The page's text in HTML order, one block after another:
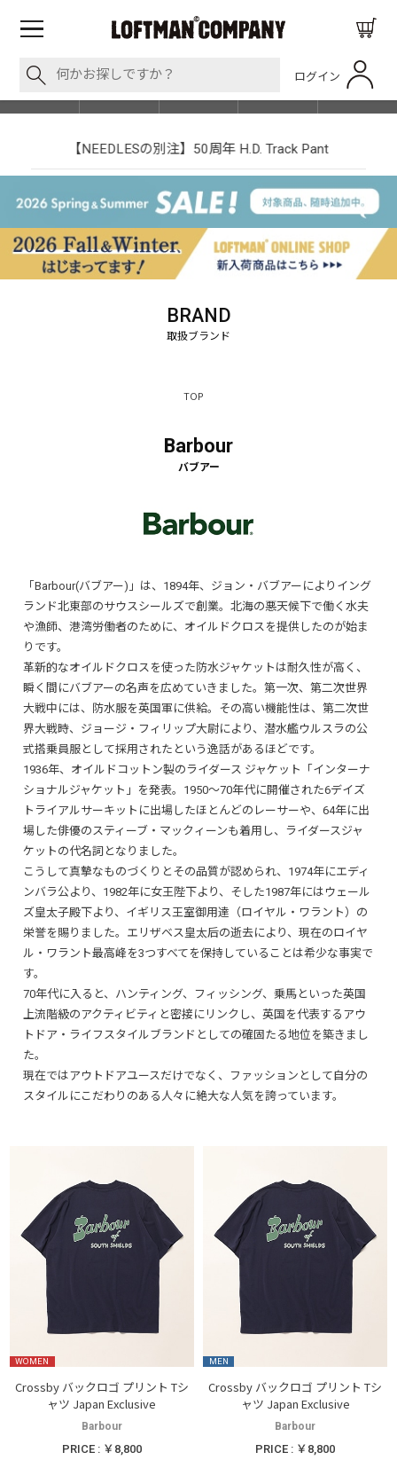
ログイン
SHOP LIST
【NEEDLESの別注】50周年 H.D. Track Pant
BRAND
TOP
Barbour
「Barbour(バブアー)」は、1894年、ジョン・バブアーによりイング
ランド北東部のサウスシールズで創業。北海の悪天候下で働く水夫
や漁師、港湾労働者のために、オイルドクロスを提供したのが始ま
りです。
革新的なオイルドクロスを使った防水ジャケットは耐久性が高く、
瞬く間にバブアーの名声を広めていきました。第一次、第二次世界
大戦中には、防水服を英国軍に供給。その高い機能性は、第二次世
界大戦時、ジョージ・フィリップ大尉により、潜水艦ウルスラの公
式搭乗員服として採用されたという逸話があるほどです。
1936年、オイルドコットン製のライダース ジャケット「インターナ
ショナルジャケット」を発表。1950～70年代に開催された6デイズ
トライアルサーキットに出場したほとんどのレーサーや、64年に出
場した俳優のスティーブ・マックィーンも着用し、ライダースジャ
ケットの代名詞となりました。
こうして真摯なものづくりとその品質が認められ、1974年にエディ
ンバラ公より、1982年に女王陛下より、そした1987年にはウェール
ズ皇太子殿下より、イギリス王室御用達（ロイヤル・ワラント）の
栄誉を賜りました。エリザベス皇太后の逝去により、現在のロイヤ
ル・ワラント最高峰を3つすべてを保持していることは希少な事実で
す。
70年代に入ると、ハンティング、フィッシング、乗馬といった英国
上流階級のアクティビティと密接にリンクし、英国を代表するアウ
トドア・ライフスタイルブランドとしての確固たる地位を築きまし
た。
現在ではアウトドアユースだけでなく、ファッションとして自分の
スタイルにこだわりのある人々に絶大な人気を誇っています。
WOMEN
Crossby バックロゴ プリント Tシ
ャツ Japan Exclusive
Barbour
PRICE : ￥8,800
MEN
Crossby バックロゴ プリント Tシ
ャツ Japan Exclusive
Barbour
PRICE : ￥8,800